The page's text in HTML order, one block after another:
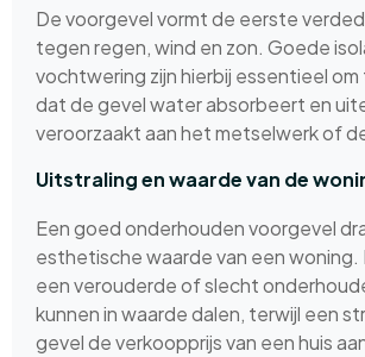
De voorgevel vormt de eerste
tegen regen, wind en zon. Goede
vochtwering zijn hierbij essentieel
dat de gevel water absorbeert en
veroorzaakt aan het metselwerk of
Uitstraling en waarde van de
Een goed onderhouden voorgevel
esthetische waarde van een woning.
een verouderde of slecht
kunnen in waarde dalen, terwijl een
gevel de verkoopprijs van een huis